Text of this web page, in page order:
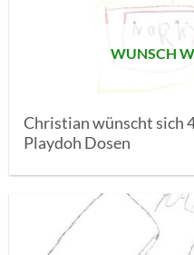
WUNSCH
Christian wünscht sich
Playdoh Dosen